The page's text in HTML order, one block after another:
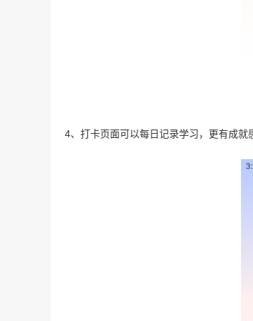
4、打卡页面可以每日记录学习，更有成就